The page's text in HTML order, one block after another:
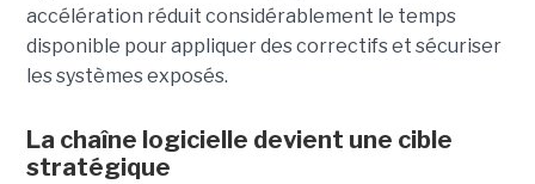
accélération réduit considérablement le temps
disponible pour appliquer des correctifs et sécuriser
les systèmes exposés.
La chaîne logicielle devient une cible
stratégique